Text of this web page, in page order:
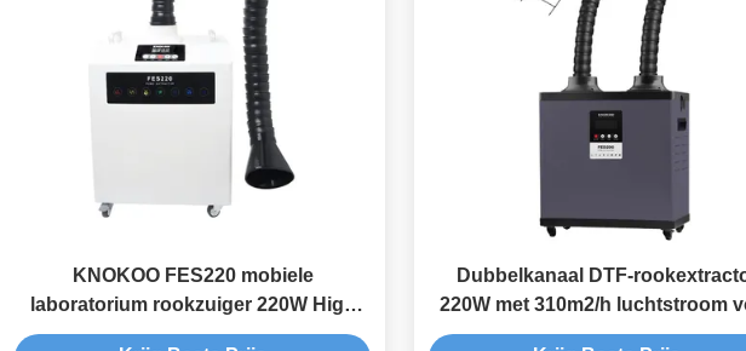
KNOKOO FES220 mobiele
laboratorium rookzuiger 220W High
Power rookreiniger machine
Dubbelkanaal DTF-
220W met 310m2/h luchtstroom
3D-printen